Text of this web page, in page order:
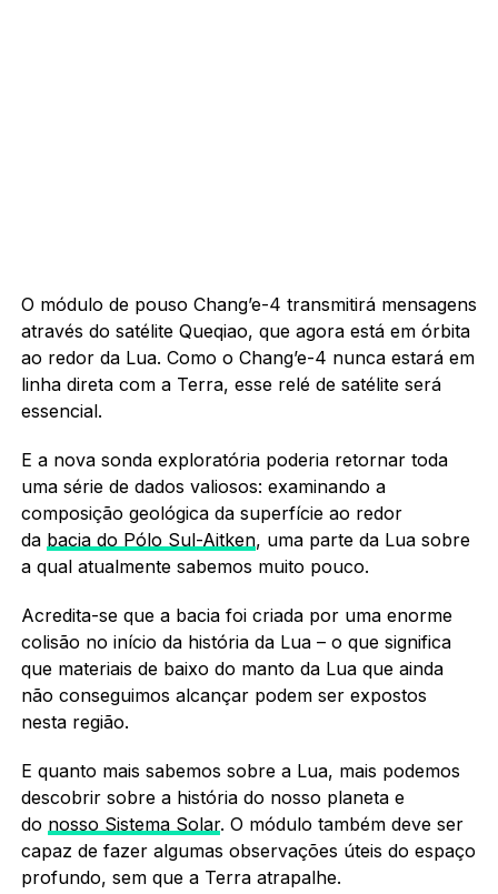
O módulo de pouso Chang’e-4 transmitirá mensagens
através do satélite Queqiao, que agora está em órbita
ao redor da Lua. Como o Chang’e-4 nunca estará em
linha direta com a Terra, esse relé de satélite será
essencial.
E a nova sonda exploratória poderia retornar toda
uma série de dados valiosos: examinando a
composição geológica da superfície ao redor
da bacia do Pólo Sul-Aitken, uma parte da Lua sobre
a qual atualmente sabemos muito pouco.
Acredita-se que a bacia foi criada por uma enorme
colisão no início da história da Lua – o que significa
que materiais de baixo do manto da Lua que ainda
não conseguimos alcançar podem ser expostos
nesta região.
E quanto mais sabemos sobre a Lua, mais podemos
descobrir sobre a história do nosso planeta e
do nosso Sistema Solar. O módulo também deve ser
capaz de fazer algumas observações úteis do espaço
profundo, sem que a Terra atrapalhe.